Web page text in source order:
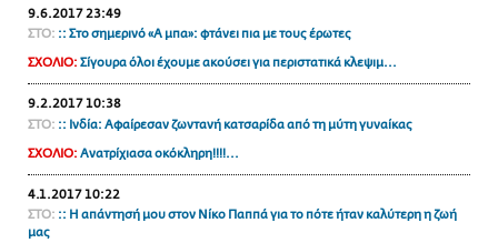
9.6.2017 23:49
ΣΤΟ: :: Στο σημερινό «Α μπα»: φτάνει πια με τους έρωτες
ΣΧΟΛΙΟ: Σίγουρα όλοι έχουμε ακούσει για περιστατικά κλεψιμ...
9.2.2017 10:38
ΣΤΟ: :: Iνδία: Αφαίρεσαν ζωντανή κατσαρίδα από τη μύτη γυναίκας
ΣΧΟΛΙΟ: Ανατρίχιασα οκόκληρη!!!!...
4.1.2017 10:22
ΣΤΟ: :: Η απάντησή μου στον Νίκο Παππά για το πότε ήταν καλύτερη η ζωή
μας